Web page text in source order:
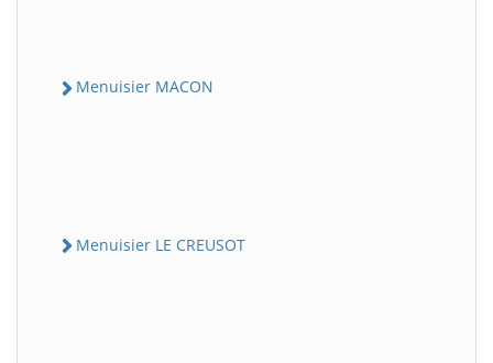
Menuisier MACON
Menuisier LE CREUSOT